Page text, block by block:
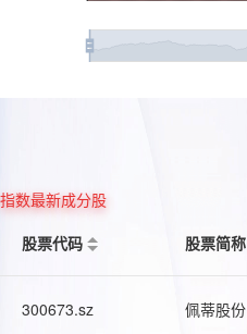
指数最新成分股
股票代码
股票简称
300673.sz 佩蒂股份